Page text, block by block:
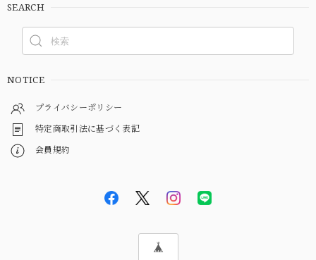
SEARCH
NOTICE
プライバシーポリシー
特定商取引法に基づく表記
会員規約